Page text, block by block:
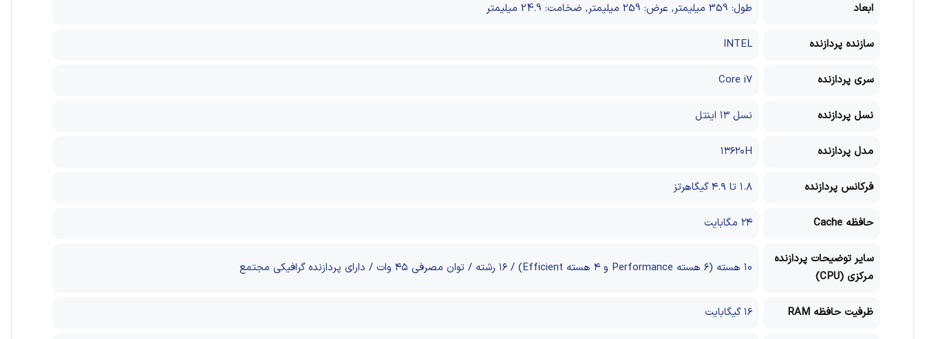
ابعاد طول: 359 میلیمتر, عرض: 259 میلیمتر, ضخامت: 24.9 میلیمتر
سازنده پردازنده INTEL
سری پردازنده Core i۷
نسل پردازنده نسل ۱۳ اینتل
مدل پردازنده ۱۳۶۲۰H
فرکانس پردازنده ۱.۸ تا ۴.۹ گیگاهرتز
حافظه Cache ۲۴ مگابایت
سایر توضیحات پردازنده
مرکزی (CPU)
۱۰ هسته (۶ هسته Performance و ۴ هسته Efficient) / ۱۶ رشته / توان مصرفی ۴۵ وات / دارای پردازنده گرافیکی مجتمع
ظرفیت حافظه RAM ۱۶ گیگابایت